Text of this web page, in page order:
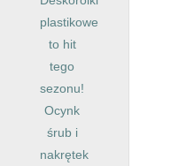
plastikowe
to hit
tego
sezonu!
Ocynk
śrub i
nakrętek